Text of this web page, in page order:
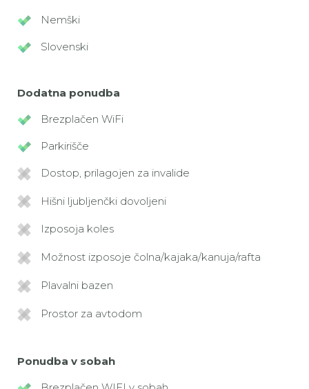
Nemški
Slovenski
Dodatna ponudba
Brezplačen WiFi
Parkirišče
Dostop, prilagojen za invalide
Hišni ljubljenčki dovoljeni
Izposoja koles
Možnost izposoje čolna/kajaka/kanuja/rafta
Plavalni bazen
Prostor za avtodom
Ponudba v sobah